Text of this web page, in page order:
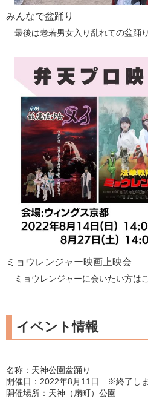
みんなで盆踊り
最後は老若男女入り乱れての盆踊
ミョウレンジャー映画上映会
ミョウレンジャーに会いたい方は
イベント情報
名称：天神公園盆踊り
開催日：2022年8月11日 ※終了しま
開催場所：天神（扇町）公園